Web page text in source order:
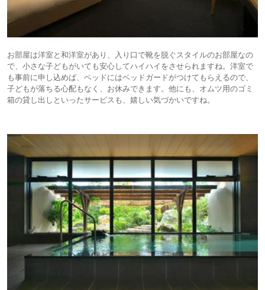
お部屋は洋室と和洋室があり、入り口で靴を脱ぐスタイルのお部屋なの
で、小さな子どもがいても安心してハイハイをさせられますね。洋室で
も事前に申し込めば、ベッドにはベッドガードがつけてもらえるので、
子どもが落ちる⼼配もなく、お休みできます。他にも、オムツ用のゴミ
箱の貸し出しといったサービスも、嬉しい気づかいですね。